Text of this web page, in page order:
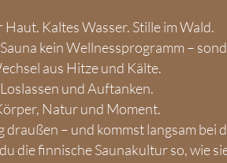
Kaltes Wasser. Stille im Wald.
kein Wellnessprogramm –
aus Hitze und Kälte.
und Auftanken.
Natur und Moment.
– und kommst langsam bei
die finnische Saunakultur so, wie